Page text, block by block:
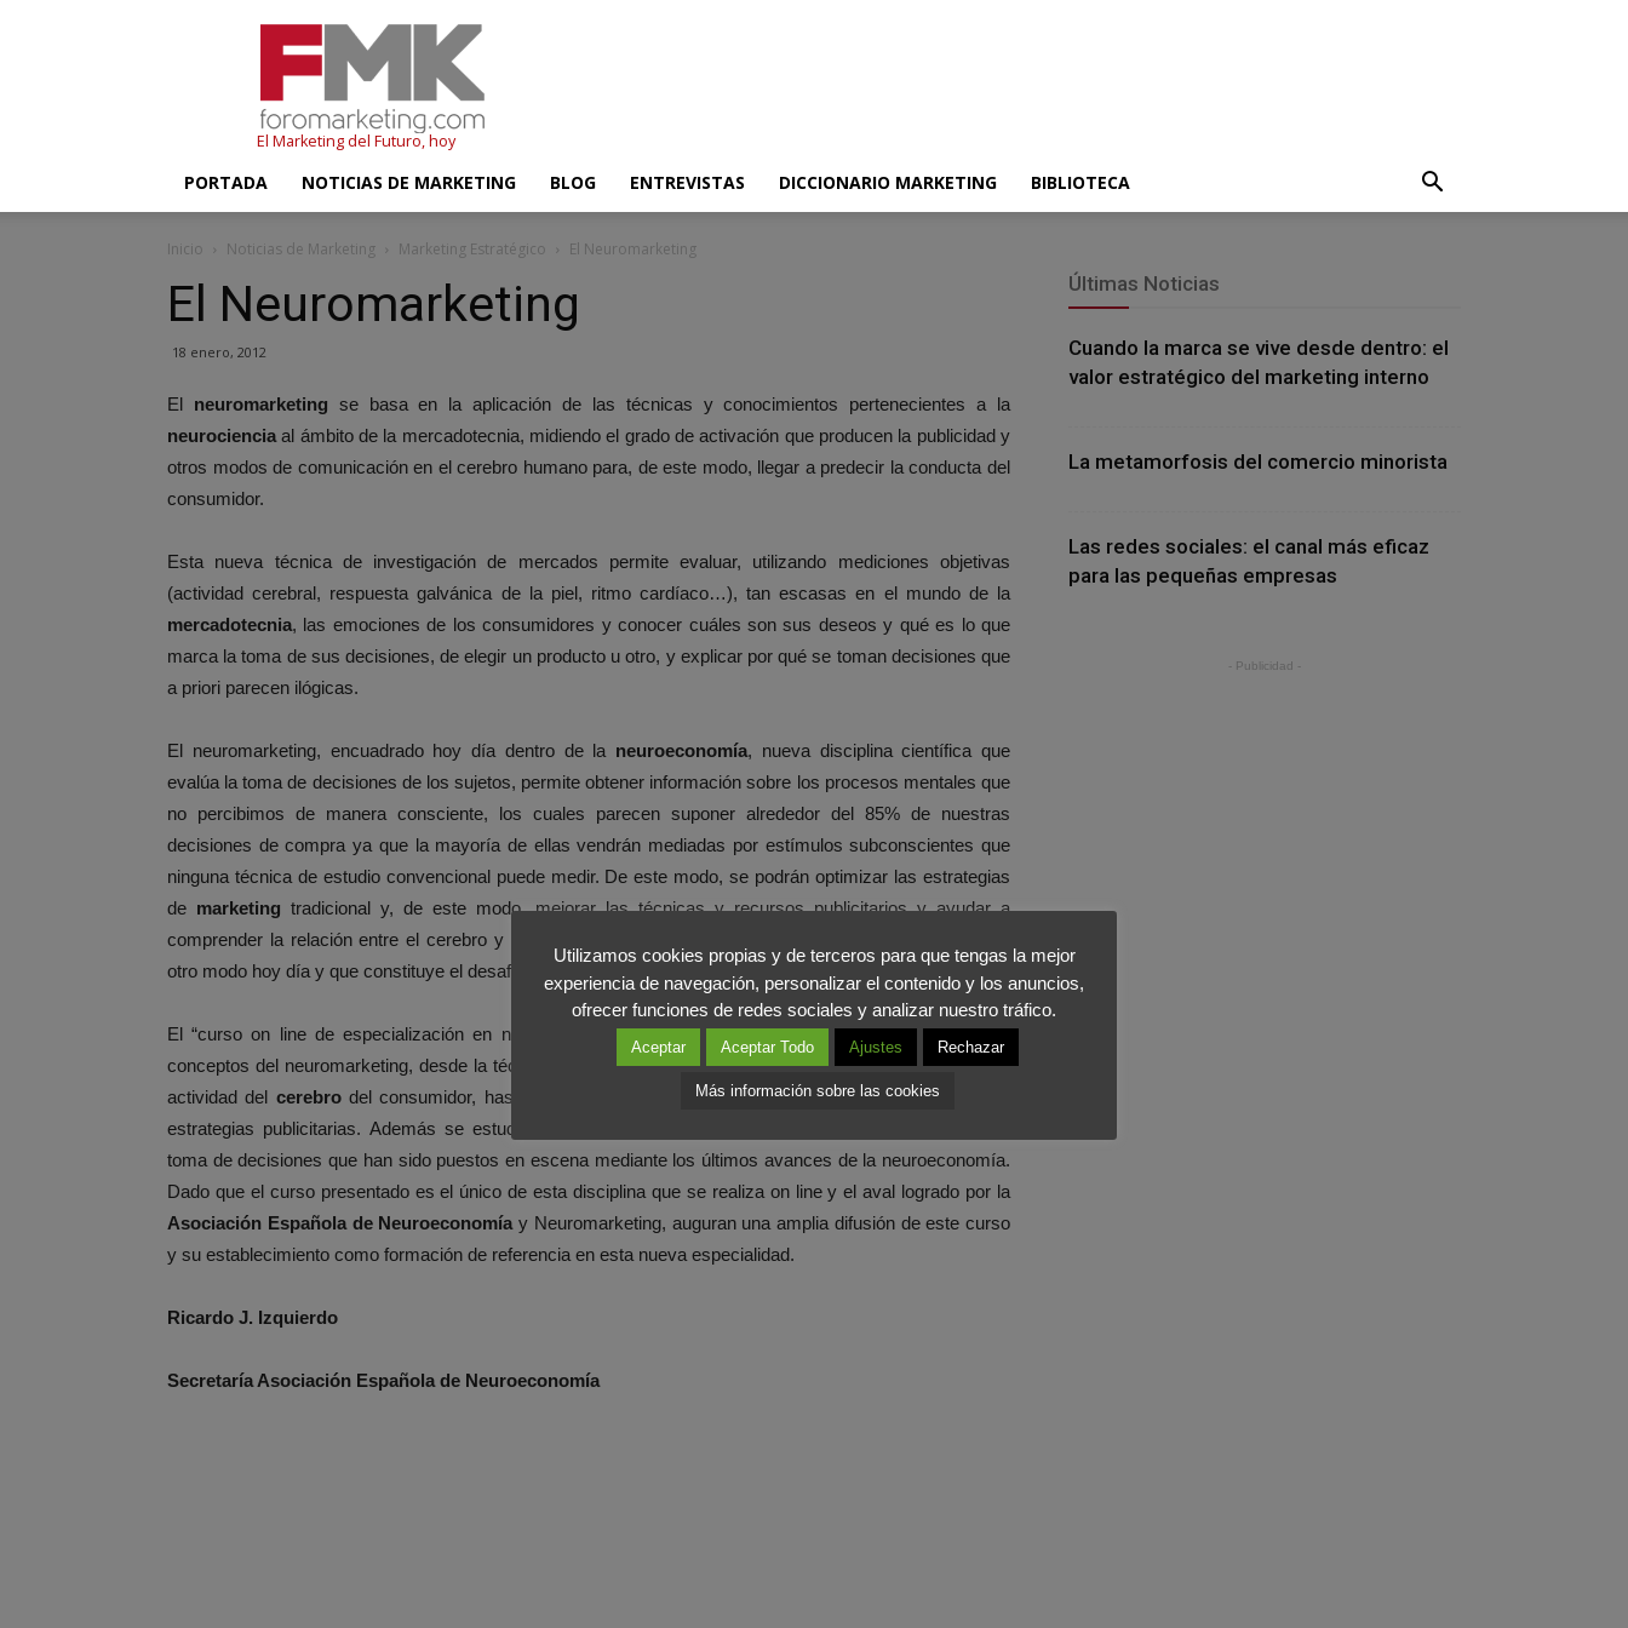
El Marketing del Futuro, hoy
PORTADA NOTICIAS DE MARKETING BLOG ENTREVISTAS DICCIONARIO MARKETING BIBLIOTECA
Inicio Noticias de Marketing Marketing Estratégico El Neuromarketing
El Neuromarketing
18 enero, 2012
El neuromarketing se basa en la aplicación de las técnicas y conocimientos pertenecientes a la
neurociencia al ámbito de la mercadotecnia, midiendo el grado de activación que producen la publicidad y
otros modos de comunicación en el cerebro humano para, de este modo, llegar a predecir la conducta del
consumidor.
Esta nueva técnica de investigación de mercados permite evaluar, utilizando mediciones objetivas
(actividad cerebral, respuesta galvánica de la piel, ritmo cardíaco…), tan escasas en el mundo de la
mercadotecnia, las emociones de los consumidores y conocer cuáles son sus deseos y qué es lo que
marca la toma de sus decisiones, de elegir un producto u otro, y explicar por qué se toman decisiones que
a priori parecen ilógicas.
El neuromarketing, encuadrado hoy día dentro de la neuroeconomía, nueva disciplina científica que
evalúa la toma de decisiones de los sujetos, permite obtener información sobre los procesos mentales que
no percibimos de manera consciente, los cuales parecen suponer alrededor del 85% de nuestras
decisiones de compra ya que la mayoría de ellas vendrán mediadas por estímulos subconscientes que
ninguna técnica de estudio convencional puede medir. De este modo, se podrán optimizar las estrategias
de marketing tradicional y, de este modo, mejorar las técnicas y recursos publicitarios y ayudar a
comprender la relación entre el cerebro y la
otro modo hoy día y que constituye el desafío más importante para la mercadotecnia.
El “curso on line de especialización en neuroeconomía y neuromarketing” permite revisar los últimos
conceptos del neuromarketing, desde la técnicas más modernas utilizadas en neurociencia para medir la
actividad del cerebrodel consumidor, hasta su aplicación más práctica y orientada a la realización de
estrategias publicitarias. Además se estudiarán los diferentes mecanismos cerebrales utilizados en la
toma de decisiones que han sido puestos en escena mediante los últimos avances de la neuroeconomía.
Dado que el curso presentado es el único de esta disciplina que se realiza on line y el aval logrado por la
Asociación Española de Neuroeconomía y Neuromarketing, auguran una amplia difusión de este curso
y su establecimiento como formación de referencia en esta nueva especialidad.
Ricardo J. Izquierdo
Secretaría Asociación Española de Neuroeconomía
Últimas Noticias
Cuando la marca se vive desde dentro: el
valor estratégico del marketing interno
La metamorfosis del comercio minorista
Las redes sociales: el canal más eficaz
para las pequeñas empresas
- Publicidad -
Utilizamos cookies propias y de terceros para que tengas la mejor
experiencia de navegación, personalizar el contenido y los anuncios,
ofrecer funciones de redes sociales y analizar nuestro tráfico.
Aceptar Aceptar Todo Ajustes Rechazar
Más información sobre las cookies